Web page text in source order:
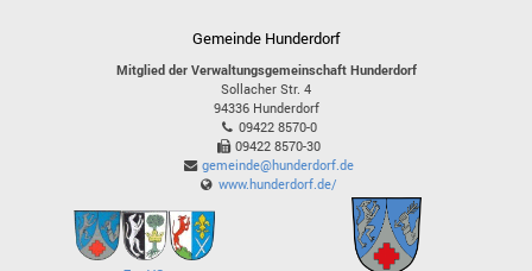
Gemeinde Hunderdorf
Mitglied der Verwaltungsgemeinschaft Hunderdorf
Sollacher Str. 4
94336 Hunderdorf
09422 8570-0
09422 8570-30
gemeinde@hunderdorf.de
www.hunderdorf.de/